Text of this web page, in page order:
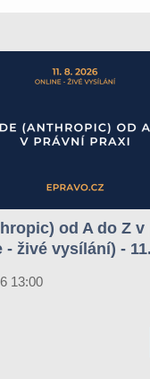
od A do Z
- živé vysílání) -
13:00